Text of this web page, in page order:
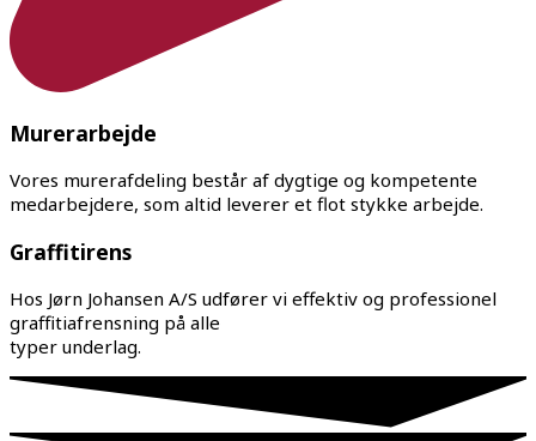
Murerarbejde
Vores murerafdeling består af dygtige og kompetente
medarbejdere, som altid leverer et flot stykke arbejde.
Graffitirens
Hos Jørn Johansen A/S udfører vi effektiv og professionel
graffitiafrensning på alle
typer underlag.